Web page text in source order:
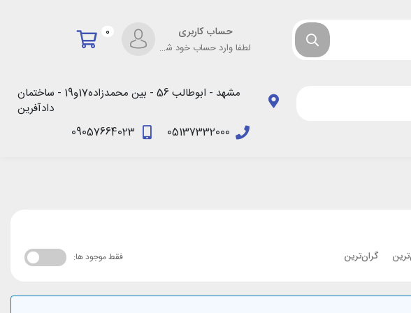
حساب کاربری
لطفا وارد حساب خود شوید!
0
مشهد - ابوطالب 56 - بین محمدزاده17و19 - ساختمان
دادآفرین
05137332000
09057664023
گران‌ترین فقط موجود ها: